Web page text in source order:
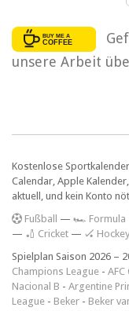
unsere Arbeit
Kostenlose
Calendar, Apple
aktuell, und kein Konto
Fußball — 🏎️ Formula
— 🏏 Cricket — 🏑
Spielplan Saison 2026 –
Champions League - AFC
Nacional B - Argentine
League - Beker - Beker